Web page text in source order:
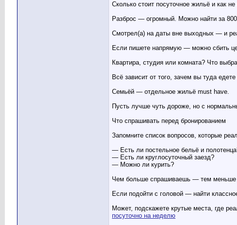
Сколько стоит посуточное жильё и как не
Разброс — огромный. Можно найти за
Смотрел(а) на даты вне выходных — и
Если пишете напрямую — можно сбить
Квартира, студия или комната? Что
Всё зависит от того, зачем вы туда
Семьёй — отдельное жильё must have.
Пусть лучше чуть дороже, но с
Что спрашивать перед бронированием
Запомните список вопросов, которые
— Есть ли постельное бельё и
— Есть ли круглосуточный заезд?
— Можно ли курить?
Чем больше спрашиваешь — тем меньше
Если подойти с головой — найти
Может, подскажете крутые места, где
посуточно на неделю